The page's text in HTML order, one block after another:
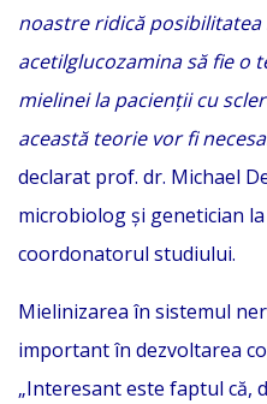
noastre ridică posibilitatea
acetilglucozamina să fie o
mielinei la pacienții cu
această teorie vor fi
declarat prof. dr. Michael
microbiolog și genetician la
coordonatorul studiului.
Mielinizarea în sistemul
important în dezvoltarea
„Interesant este faptul că,